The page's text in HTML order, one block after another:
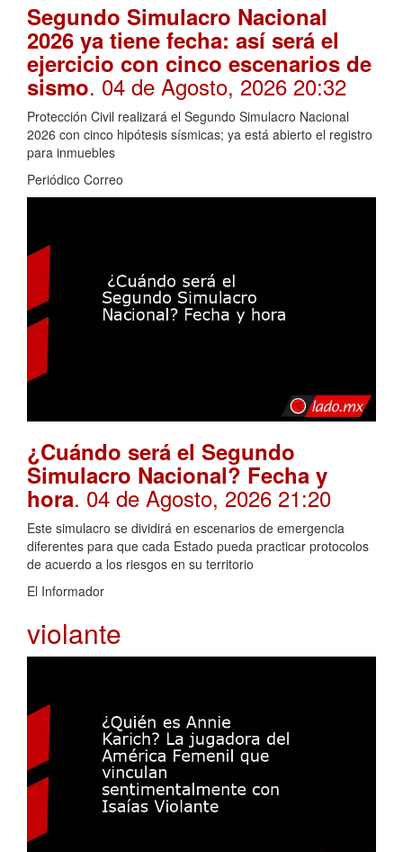
Segundo Simulacro Nacional
2026 ya tiene fecha: así será el
ejercicio con cinco escenarios de
sismo. 04 de Agosto, 2026 20:32
Protección Civil realizará el Segundo Simulacro Nacional
2026 con cinco hipótesis sísmicas; ya está abierto el registro
para inmuebles
Periódico Correo
¿Cuándo será el Segundo
Simulacro Nacional? Fecha y
hora. 04 de Agosto, 2026 21:20
Este simulacro se dividirá en escenarios de emergencia
diferentes para que cada Estado pueda practicar protocolos
de acuerdo a los riesgos en su territorio
El Informador
violante